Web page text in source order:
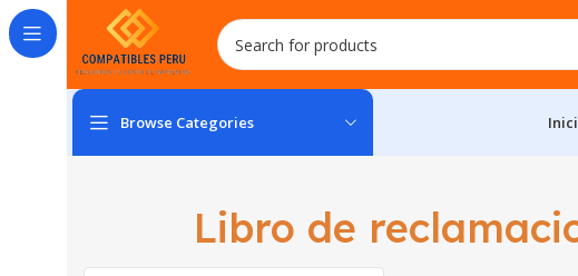
Browse Categories
Libro de